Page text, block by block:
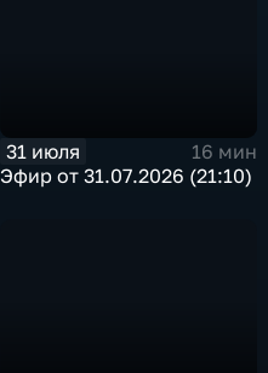
31 июля
16 мин
Эфир от 31.07.2026 (21:10)